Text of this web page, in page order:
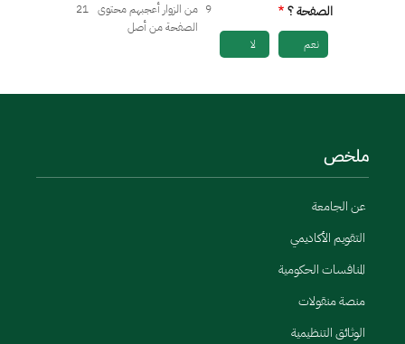
الصفحة ؟
نعم لا
9 من الزوار أعجبهم محتوى
الصفحة من أصل
21
ملخص
عن الجامعة
التقويم الأكاديمي
المنافسات الحكومية
منصة منقولات
الوثائق التنظيمية